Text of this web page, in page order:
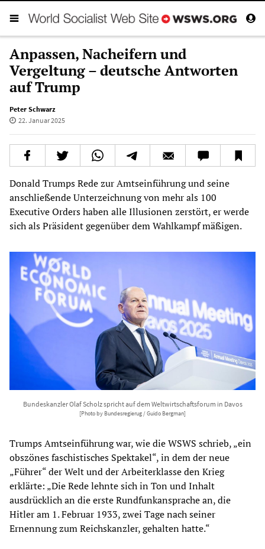
Anpassen, Nacheifern und
Vergeltung – deutsche Antworten
auf Trump
Peter Schwarz
22. Januar 2025
Donald Trumps Rede zur Amtseinführung und seine
anschließende Unterzeichnung von mehr als 100
Executive Orders haben alle Illusionen zerstört, er werde
sich als Präsident gegenüber dem Wahlkampf mäßigen.
Bundeskanzler Olaf Scholz spricht auf dem Weltwirtschaftsforum in Davos
[Photo by Bundesregierug / Guido Bergman]
Trumps Amtseinführung war, wie die WSWS schrieb, „ein
obszönes faschistisches Spektakel“, in dem der neue
„Führer“ der Welt und der Arbeiterklasse den Krieg
erklärte: „Die Rede lehnte sich in Ton und Inhalt
ausdrücklich an die erste Rundfunkansprache an, die
Hitler am 1. Februar 1933, zwei Tage nach seiner
Ernennung zum Reichskanzler, gehalten hatte.“